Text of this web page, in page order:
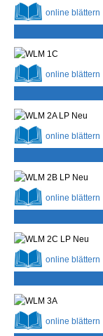
online blättern
online blättern
online blättern
online blättern
online blättern
online blättern